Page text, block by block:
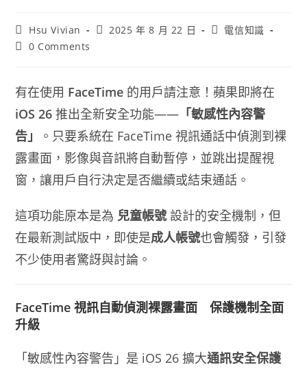
Hsu Vivian 2025 年 8 月 22 日
電信知識
0 Comments
有在使用 FaceTime 的用戶請注意！蘋果即將在
iOS 26 推出全新安全功能—— 「敏感性內容警
告」
。只要系統在 FaceTime 視訊通話中偵測到裸
露畫面，影像與音訊將自動暫停，並跳出提醒視
窗，讓用戶自行決定是否繼續或結束通話。
這項功能原本是為兒童帳號 設計的安全機制，但
在最新測試版中，即使是成人帳號也會觸發，引發
不少使用者驚訝與討論。
FaceTime 視訊自動偵測裸露畫面 保護機制全面
升級
「敏感性內容警告」是 iOS 26 擴大通訊安全保護